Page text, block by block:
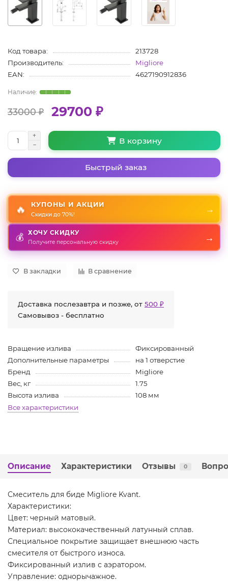
Код товара:
213728
Производитель:
Migliore
EAN:
4627190912836
33000 ₽ 29700 ₽
В корзину
Быстрый заказ
🔥 КУПОНЫ И АКЦИИ
Скидки до 70%!
→
💰 ХОЧУ СКИДКУ
Получите персональную скидку →
В закладки В сравнение
Доставка послезавтра и позже, от 500 ₽
Самовывоз - бесплатно
Вращение излива
Фиксированный
Дополнительные параметры
на 1 отверстие
Бренд
Migliore
Вес, кг
1.75
Высота излива
108 мм
Все характеристики
Описание Характеристики Отзывы 0
Смеситель для биде Migliore Kvant.
Характеристики:
Цвет: черный матовый.
Материал: высококачественный латунный сплав.
Специальное покрытие защищает внешнюю часть
смесителя от быстрого износа.
Фиксированный излив с аэратором.
Управление: однорычажное.